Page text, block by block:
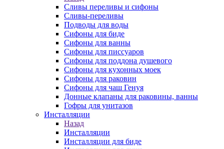
Сливы переливы и сифоны
Сливы-переливы
Подводы для воды
Сифоны для биде
Сифоны для ванны
Сифоны для писсуаров
Сифоны для поддона душевого
Сифоны для кухонных моек
Сифоны для раковин
Сифоны для чаш Генуя
Донные клапаны для раковины, ванны
Гофры для унитазов
Инсталляции
Назад
Инсталляции
Инсталляции для биде